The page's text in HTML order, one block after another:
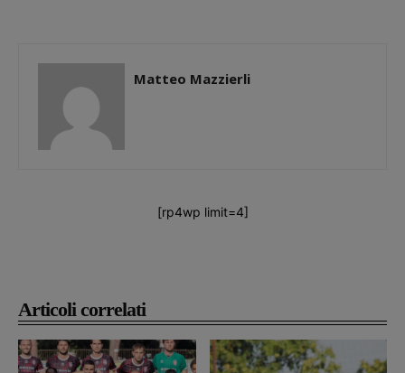
Articoli correlati
Matteo Mazzierli
[rp4wp limit=4]